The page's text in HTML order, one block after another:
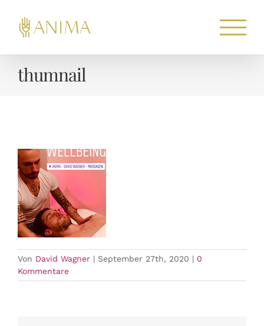
Inhalt
springen
thumnail
Von David Wagner | September 27th, 2020 | 0
Kommentare